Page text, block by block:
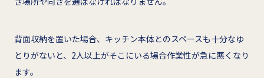
背面収納を置いた場合、キッチン本体とのスペースも十分なゆ
とりがないと、2人以上がそこにいる場合作業性が急に悪くなり
ます。